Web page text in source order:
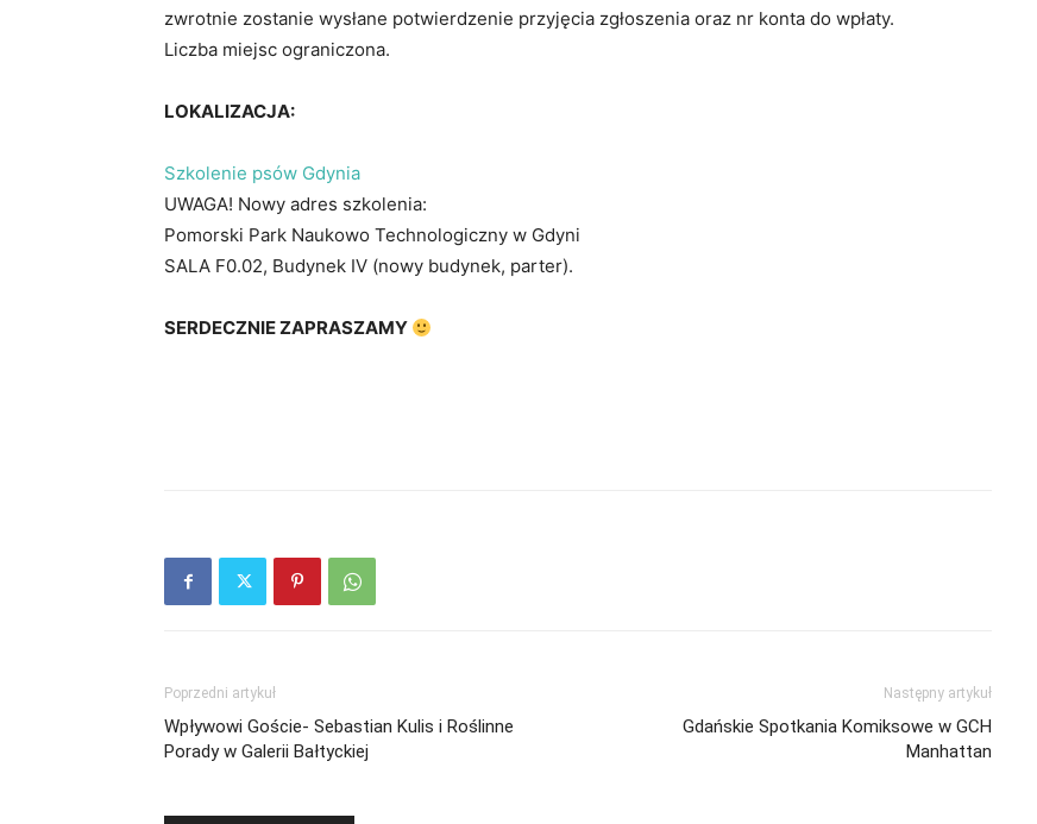
zwrotnie zostanie wysłane potwierdzenie przyjęcia zgłoszenia oraz nr konta do wpłaty.
Liczba miejsc ograniczona.
LOKALIZACJA:
Szkolenie psów Gdynia
UWAGA! Nowy adres szkolenia:
Pomorski Park Naukowo Technologiczny w Gdyni
SALA F0.02, Budynek IV (nowy budynek, parter).
SERDECZNIE ZAPRASZAMY
Poprzedni artykuł
Wpływowi Goście- Sebastian Kulis i Roślinne
Porady w Galerii Bałtyckiej
Następny artykuł
Gdańskie Spotkania Komiksowe w GCH
Manhattan